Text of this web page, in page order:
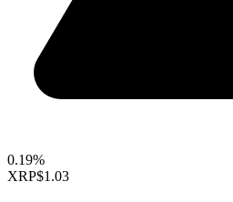
0.19%
XRP$1.03